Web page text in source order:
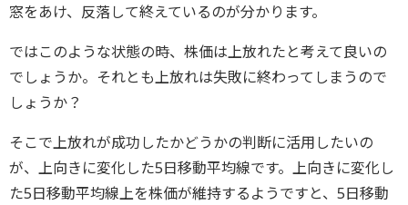
窓をあけ、反落して終えているのが分かります。
ではこのような状態の時、株価は上放れたと考えて良いの
でしょうか。それとも上放れは失敗に終わってしまうので
しょうか？
そこで上放れが成功したかどうかの判断に活用したいの
が、上向きに変化した5日移動平均線です。上向きに変化し
た5日移動平均線上を株価が維持するようですと、5日移動